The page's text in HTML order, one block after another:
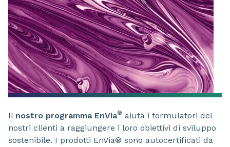
Il nostro programma EnVia® aiuta i formulatori dei
nostri clienti a raggiungere i loro obiettivi di sviluppo
sostenibile. I prodotti EnVia® sono autocertificati da